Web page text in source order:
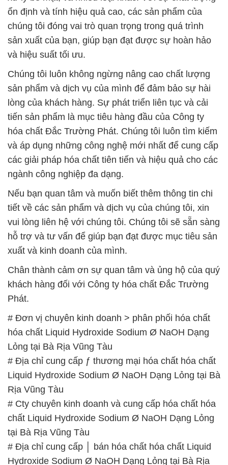
Nếu bạn quan tâm và muốn biết thêm thông tin chi
tiết về các sản phẩm và dịch vụ của chúng tôi, xin
vui lòng liên hệ với chúng tôi. Chúng tôi sẽ sẵn sàng
hỗ trợ và tư vấn để giúp bạn đạt được mục tiêu sản
Chân thành cảm ơn sự quan tâm và ủng hộ của quý
khách hàng đối với Công ty hóa chất Đắc Trường
Phát.
# Đơn vị chuyên kinh doanh > phân phối hóa chất
hóa chất Liquid Hydroxide Sodium Ø NaOH Dạng
Lỏng tại Bà Rịa Vũng Tàu
# Địa chỉ cung cấp ƒ thương mại hóa chất hóa chất
Liquid Hydroxide Sodium Ø NaOH Dạng Lỏng tại Bà
Rịa Vũng Tàu
# Cty chuyên kinh doanh và cung cấp hóa chất hóa
chất Liquid Hydroxide Sodium Ø NaOH Dạng Lỏng
tại Bà Rịa Vũng Tàu
Hydroxide Sodium Ø NaOH Dạng Lỏng tại Bà Rịa
Vũng Tàu
# Nhà thương mại _ bán hóa chất hóa chất Liquid
Hydroxide Sodium Ø NaOH Dạng Lỏng tại Bà Rịa
Vũng Tàu
# Địa chỉ cung cấp ¬ kinh doanh hóa chất hóa chất
Liquid Hydroxide Sodium Ø NaOH Dạng Lỏng tại Bà
Rịa Vũng Tàu
# Nơi thương mại ≡ phân phối hóa chất hóa chất
Liquid Hydroxide Sodium Ø NaOH Dạng Lỏng tại Bà
Rịa Vũng Tàu
# Nơi chuyên cung cấp │ thương mại hóa chất hóa
chất Liquid Hydroxide Sodium Ø NaOH Dạng Lỏng
tại Bà Rịa Vũng Tàu